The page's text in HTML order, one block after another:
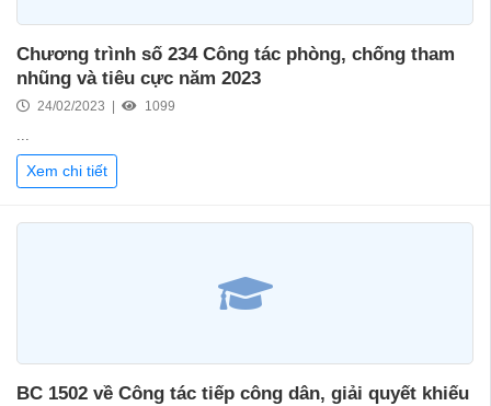
Chương trình số 234 Công tác phòng, chống tham
nhũng và tiêu cực năm 2023
24/02/2023 | 1099
...
Xem chi tiết
BC 1502 về Công tác tiếp công dân, giải quyết khiếu